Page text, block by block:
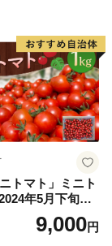
トマト」ミニト
年5月下旬迄
野菜ソムリエサ
ル・リリカ共に
9,000円